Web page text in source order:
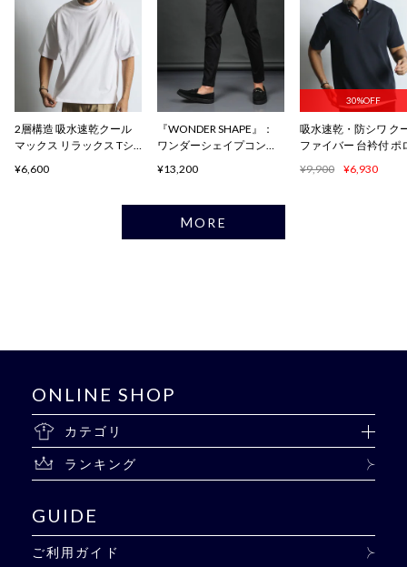
2層構造 吸水速乾クール
マックス リラックス Tシ
¥6,600
『WONDER SHAPE』：
ワンダーシェイプコンフ
¥13,200
30%OFF
吸水速乾・防シワ ク
ファイバー 台衿付 ポ
¥9,900 ¥6,930
MORE
ONLINE SHOP
カテゴリ
ランキング
GUIDE
ご利用ガイド